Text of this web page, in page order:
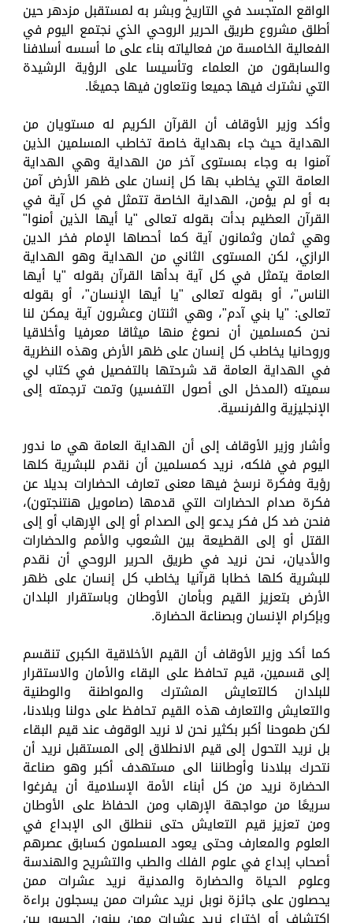
الواقع المتجسد في التاريخ وبشر به لمستقبل مزدهر حين
أطلق مشروع طريق الحرير الروحي الذي نجتمع اليوم في
الفعالية الخامسة من فعالياته بناء على ما أسسه أسلافنا
والسابقون من العلماء وتأسيسا على الرؤية الرشيدة
التي نشترك فيها جميعا ونتعاون فيها جميعًا.
وأكد وزير الأوقاف أن القرآن الكريم له مستويان من
الهداية حيث جاء بهداية خاصة تخاطب المسلمين الذين
آمنوا به وجاء بمستوى آخر من الهداية وهي الهداية
العامة التي يخاطب بها كل إنسان على ظهر الأرض آمن
به أو لم يؤمن، الهداية الخاصة تتمثل في كل آية في
القرآن العظيم بدأت بقوله تعالى "يا أيها الذين أمنوا"
وهي ثمان وثمانون آية كما أحصاها الإمام فخر الدين
الرازي، لكن المستوى الثاني من الهداية وهو الهداية
العامة يتمثل في كل آية بدأها القرآن بقوله "يا أيها
الناس"، أو بقوله تعالى "يا أيها الإنسان"، أو بقوله
تعالى: "يا بني آدم"، وهي اثنتان وعشرون آية يمكن لنا
نحن كمسلمين أن نصوغ منها ميثاقا معرفيا وأخلاقيا
وروحانيا يخاطب كل إنسان على ظهر الأرض وهذه النظرية
في الهداية العامة قد شرحتها بالتفصيل في كتاب لي
سميته (المدخل الى أصول التفسير) وتمت ترجمته إلى
الإنجليزية والفرنسية.
وأشار وزير الأوقاف إلى أن الهداية العامة هي ما ندور
اليوم في فلكه، نريد كمسلمين أن نقدم للبشرية كلها
رؤية وفكرة نرسخ فيها معنى تعارف الحضارات بديلا عن
فكرة صدام الحضارات التي قدمها (صامويل هنتنجتون)،
فنحن ضد كل فكر يدعو إلى الصدام أو إلى الإرهاب أو إلى
القتل أو إلى القطيعة بين الشعوب والأمم والحضارات
والأديان، نحن نريد في طريق الحرير الروحي أن نقدم
للبشرية كلها خطابا قرآنيا يخاطب كل إنسان على ظهر
الأرض بتعزيز القيم وبأمان الأوطان وباستقرار البلدان
وبإكرام الإنسان وبصناعة الحضارة.
كما أكد وزير الأوقاف أن القيم الأخلاقية الكبرى تنقسم
إلى قسمين، قيم تحافظ على البقاء والأمان والاستقرار
للبلدان كالتعايش المشترك والمواطنة والوطنية
والتعايش والتعارف هذه القيم تحافظ على دولنا وبلادنا،
لكن طموحنا أكبر بكثير نحن لا نريد الوقوف عند قيم البقاء
بل نريد التحول إلى قيم الانطلاق إلى المستقبل نريد أن
نتحرك ببلادنا وأوطاننا الى مستهدف أكبر وهو صناعة
الحضارة نريد من كل أبناء الأمة الإسلامية أن يفرغوا
سريعًا من مواجهة الإرهاب ومن الحفاظ على الأوطان
ومن تعزيز قيم التعايش حتى ننطلق الى الإبداع في
العلوم والمعارف وحتى يعود المسلمون كسابق عصرهم
أصحاب إبداع في علوم الفلك والطب والتشريح والهندسة
وعلوم الحياة والحضارة والمدنية نريد عشرات ممن
يحصلون على جائزة نوبل نريد عشرات ممن يسجلون براءة